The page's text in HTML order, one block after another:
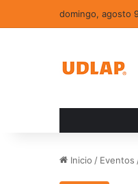
domingo, agosto
Inicio / Eventos